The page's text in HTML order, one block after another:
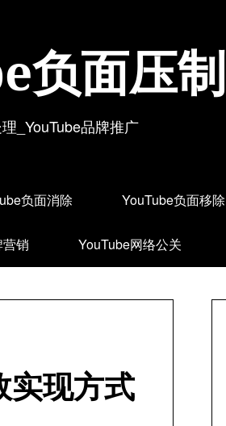
负面压制
_YouTube品牌推广
负面消除 YouTube负面移除
销 YouTube网络公关
现方式